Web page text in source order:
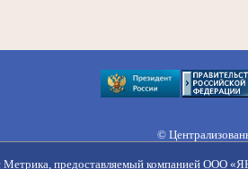
©
Метрика, предоставляемый компанией ООО